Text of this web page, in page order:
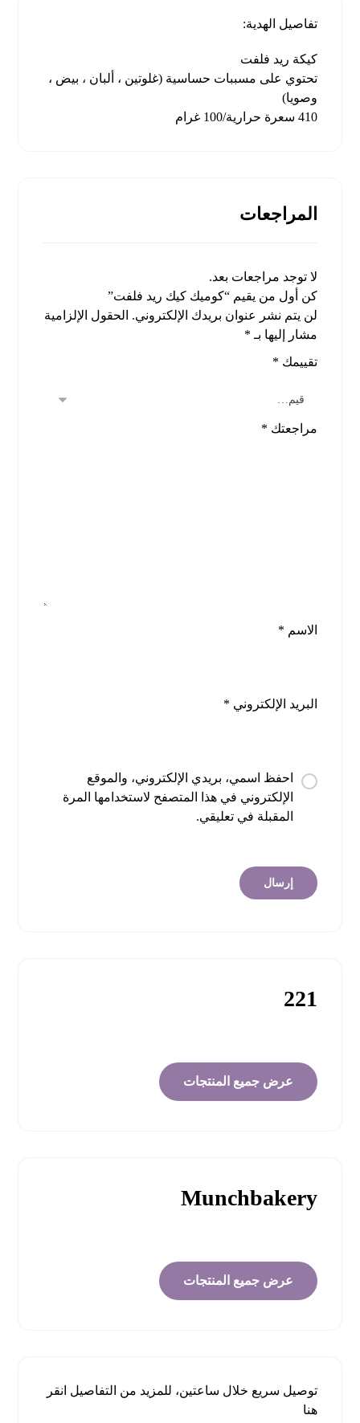
تفاصيل الهدية:
كيكة ريد فلفت
تحتوي على مسببات حساسية (غلوتين ، ألبان ، بيض ،
وصويا)
410 سعرة حرارية/100 غرام
المراجعات
لا توجد مراجعات بعد.
كن أول من يقيم “كوميك كيك ريد فلفت”
لن يتم نشر عنوان بريدك الإلكتروني. الحقول الإلزامية
مشار إليها بـ *
تقييمك *
مراجعتك *
الاسم *
البريد الإلكتروني *
احفظ اسمي، بريدي الإلكتروني، والموقع
الإلكتروني في هذا المتصفح لاستخدامها المرة
المقبلة في تعليقي.
221
عرض جميع المنتجات
Munchbakery
عرض جميع المنتجات
توصيل سريع خلال ساعتين، للمزيد من التفاصيل انقر
هنا